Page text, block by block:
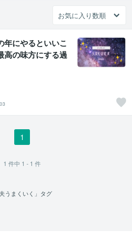
年にやるといいこ
高の味方にする過
1
1 件中 1 - 1 件
うまくいく」タグ